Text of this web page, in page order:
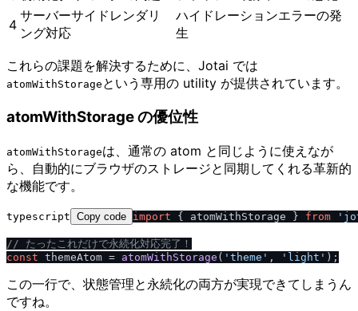
4
サーバーサイドレンダリ
ング対応
ハイドレーションエラーの発
生
これらの課題を解決するために、Jotai では
atomWithStorage という専用の utility が提供されています。
atomWithStorage の優位性
atomWithStorageは、通常の atom と同じように使えなが
ら、自動的にブラウザのストレージと同期してくれる革新的
な機能です。
typescript Copy code import { atomWithStorage } from
// たったこれだけで永続化対応完了！
const themeAtom = atomWithStorage ( 'theme' , 'light'
この一行で、状態管理と永続化の両方が実現できてしまうん
ですね。